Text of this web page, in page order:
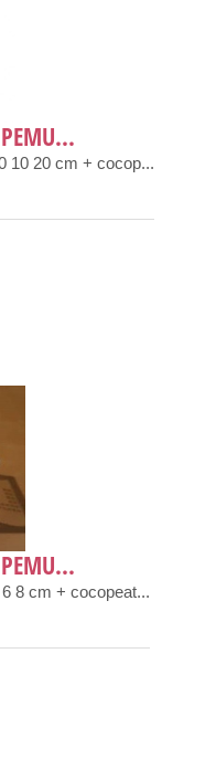
10 20 cm + cocop...
8 cm + cocopeat...